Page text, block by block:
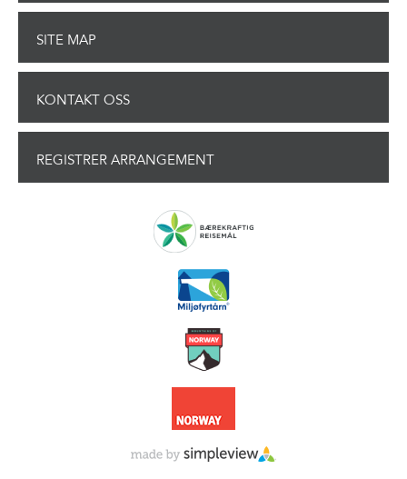
SITE MAP
KONTAKT OSS
REGISTRER ARRANGEMENT